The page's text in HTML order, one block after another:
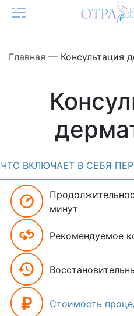
Главная — Консультация
ЧТО ВКЛЮЧАЕТ В СЕБЯ
минут
Рекомендуемое
Стоимость